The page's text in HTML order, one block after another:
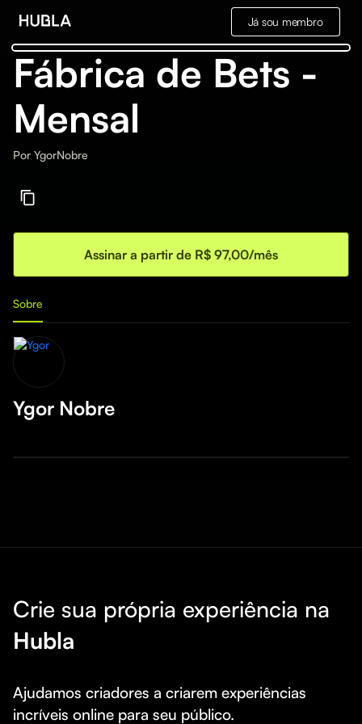
Já sou membro
Fábrica de Bets -
Mensal
Por YgorNobre
Assinar a partir de R$ 97,00/mês
Sobre
Ygor Nobre
Crie sua própria experiência na
Hubla
Ajudamos criadores a criarem experiências
incríveis online para seu público.